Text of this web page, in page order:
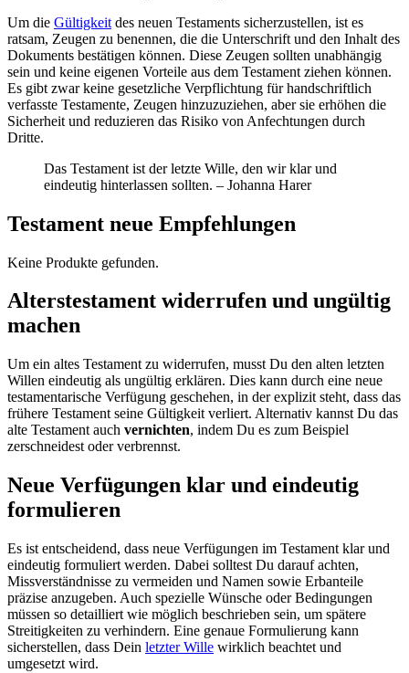
Um die Gültigkeit des neuen Testaments sicherzustellen, ist es
ratsam, Zeugen zu benennen, die die Unterschrift und den Inhalt des
Dokuments bestätigen können. Diese Zeugen sollten unabhängig
sein und keine eigenen Vorteile aus dem Testament ziehen können.
Es gibt zwar keine gesetzliche Verpflichtung für handschriftlich
verfasste Testamente, Zeugen hinzuzuziehen, aber sie erhöhen die
Sicherheit und reduzieren das Risiko von Anfechtungen durch
Dritte.
Das Testament ist der letzte Wille, den wir klar und
eindeutig hinterlassen sollten. – Johanna Harer
Testament neue Empfehlungen
Keine Produkte gefunden.
Alterstestament widerrufen und ungültig
machen
Um ein altes Testament zu widerrufen, musst Du den alten letzten
Willen eindeutig als ungültig erklären. Dies kann durch eine neue
testamentarische Verfügung geschehen, in der explizit steht, dass das
frühere Testament seine Gültigkeit verliert. Alternativ kannst Du das
alte Testament auch vernichten, indem Du es zum Beispiel
zerschneidest oder verbrennst.
Neue Verfügungen klar und eindeutig
formulieren
Es ist entscheidend, dass neue Verfügungen im Testament klar und
eindeutig formuliert werden. Dabei solltest Du darauf achten,
Missverständnisse zu vermeiden und Namen sowie Erbanteile
präzise anzugeben. Auch spezielle Wünsche oder Bedingungen
müssen so detailliert wie möglich beschrieben sein, um spätere
Streitigkeiten zu verhindern. Eine genaue Formulierung kann
sicherstellen, dass Dein letzter Wille wirklich beachtet und
umgesetzt wird.